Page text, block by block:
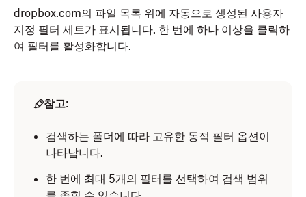
dropbox.com의 파일 목록 위에 자동으로 생성된 사용자
지정 필터 세트가 표시됩니다. 한 번에 하나 이상을 클릭하
여 필터를 활성화합니다.
참고:
검색하는 폴더에 따라 고유한 동적 필터 옵션이
나타납니다.
한 번에 최대 5개의 필터를 선택하여 검색 범위